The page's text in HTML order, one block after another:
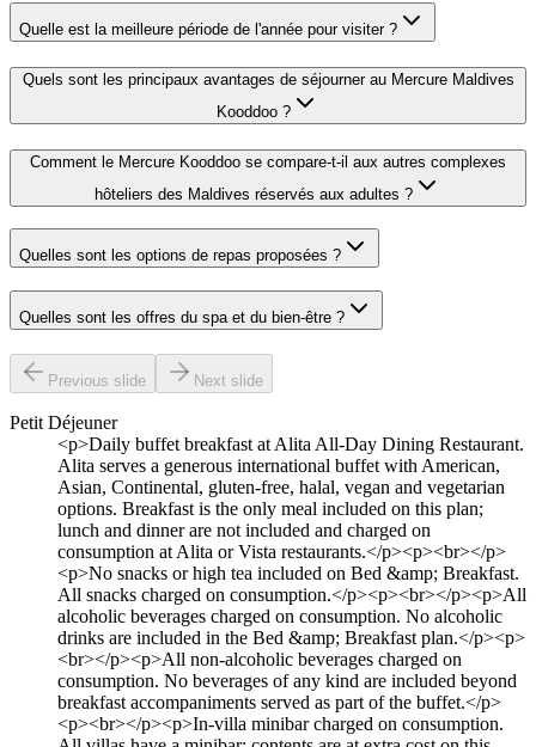
Quelle est la meilleure période de l'année pour visiter ?
Quels sont les principaux avantages de séjourner au Mercure Maldives
Kooddoo ?
Comment le Mercure Kooddoo se compare-t-il aux autres complexes
hôteliers des Maldives réservés aux adultes ?
Quelles sont les options de repas proposées ?
Quelles sont les offres du spa et du bien-être ?
Previous slide Next slide
Petit Déjeuner
<p>Daily buffet breakfast at Alita All-Day Dining Restaurant.
Alita serves a generous international buffet with American,
Asian, Continental, gluten-free, halal, vegan and vegetarian
options. Breakfast is the only meal included on this plan;
lunch and dinner are not included and charged on
consumption at Alita or Vista restaurants.</p><p><br></p>
<p>No snacks or high tea included on Bed &amp; Breakfast.
All snacks charged on consumption.</p><p><br></p><p>All
alcoholic beverages charged on consumption. No alcoholic
drinks are included in the Bed &amp; Breakfast plan.</p><p>
<br></p><p>All non-alcoholic beverages charged on
consumption. No beverages of any kind are included beyond
breakfast accompaniments served as part of the buffet.</p>
<p><br></p><p>In-villa minibar charged on consumption.